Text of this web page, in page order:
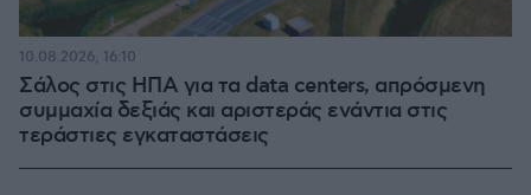
Σάλος στις ΗΠΑ για τα data centers, απρόσμενη
συμμαχία δεξιάς και αριστεράς ενάντια στις
τεράστιες εγκαταστάσεις
10.08.2026, 16:10